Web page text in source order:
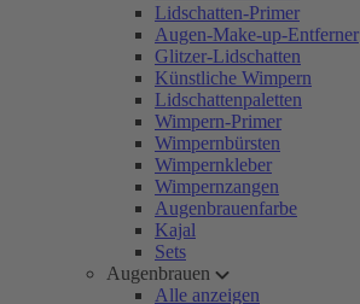
Lidschatten-Primer
Augen-Make-up-Entferner
Glitzer-Lidschatten
Künstliche Wimpern
Lidschattenpaletten
Wimpern-Primer
Wimpernbürsten
Wimpernkleber
Wimpernzangen
Augenbrauenfarbe
Kajal
Sets
Augenbrauen
Alle anzeigen